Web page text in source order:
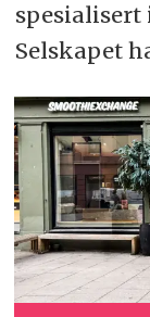
spesialisert
Selskapet